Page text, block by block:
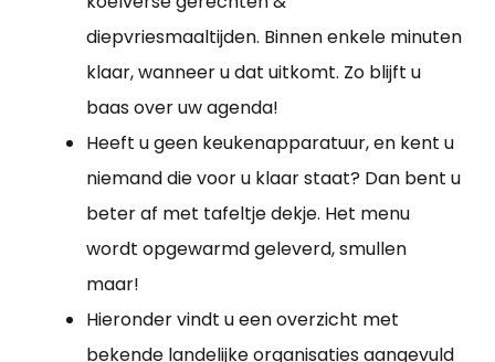
diepvriesmaaltijden. Binnen enkele minuten
klaar, wanneer u dat uitkomt. Zo blijft u
baas over uw agenda!
Heeft u geen keukenapparatuur, en kent u
niemand die voor u klaar staat? Dan bent u
beter af met tafeltje dekje. Het menu
wordt opgewarmd geleverd, smullen
maar!
Hieronder vindt u een overzicht met
bekende landelijke organisaties aangevuld